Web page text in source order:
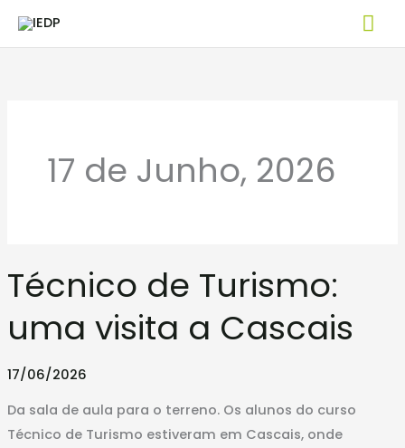
17 de Junho, 2026
Técnico de Turismo:
uma visita a Cascais
17/06/2026
Da sala de aula para o terreno. Os alunos do curso
Técnico de Turismo estiveram em Cascais, onde
de
uma
a
Cascais